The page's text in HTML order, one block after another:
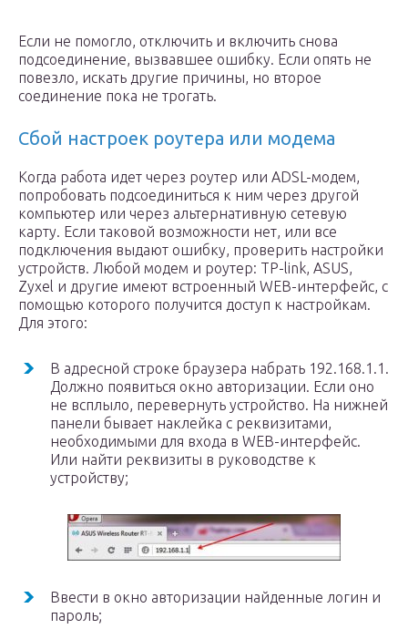
Если не помогло, отключить и включить снова
подсоединение, вызвавшее ошибку. Если опять не
повезло, искать другие причины, но второе
соединение пока не трогать.
Сбой настроек роутера или модема
Когда работа идет через роутер или ADSL-модем,
попробовать подсоединиться к ним через другой
компьютер или через альтернативную сетевую
карту. Если таковой возможности нет, или все
подключения выдают ошибку, проверить настройки
устройств. Любой модем и роутер: TP-link, ASUS,
Zyxel и другие имеют встроенный WEB-интерфейс, с
помощью которого получится доступ к настройкам.
Для этого:
В адресной строке браузера набрать 192.168.1.1.
Должно появиться окно авторизации. Если оно
не всплыло, перевернуть устройство. На нижней
панели бывает наклейка с реквизитами,
необходимыми для входа в WEB-интерфейс.
Или найти реквизиты в руководстве к
устройству;
Ввести в окно авторизации найденные логин и
пароль;